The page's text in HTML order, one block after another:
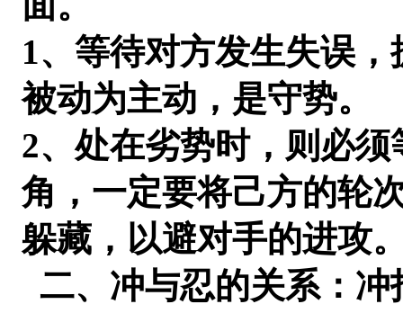
1、等待对方发生失误
被动为主动，是守势。
2、处在劣势时，则必
角，一定要将己方的轮
躲藏，以避对手的进攻
二、冲与忍的关系：